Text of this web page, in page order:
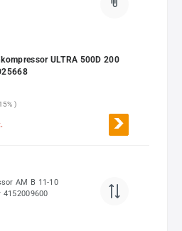
ULTRA 500D 200
)